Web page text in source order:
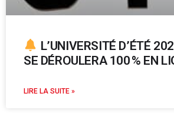
L’UNIVERSITÉ D’ÉTÉ
SE DÉROULERA 100 % EN
LIRE LA SUITE »